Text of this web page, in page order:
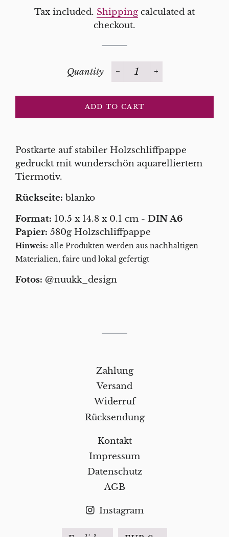
Tax included. Shippingcalculated at
checkout.
Quantity
−
+
ADD TO CART
Postkarte auf stabiler Holzschliffpappe
gedruckt mit wunderschön aquarelliertem
Tiermotiv.
Rückseite: blanko
Format: 10.5 x 14.8 x 0.1 cm - DIN A6
Papier: 580g Holzschliffpappe
Hinweis: alle Produkten werden aus nachhaltigen
Materialien, faire und lokal gefertigt
Fotos: @nuukk_design
Zahlung
Versand
Widerruf
Rücksendung
Kontakt
Impressum
Datenschutz
AGB
Instagram